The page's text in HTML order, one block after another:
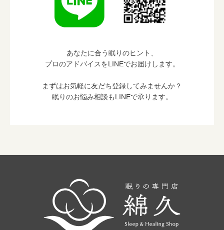
あなたに合う眠りのヒント、
プロのアドバイスをLINEでお届けします。
まずはお気軽に友だち登録してみませんか？
眠りのお悩み相談もLINEで承ります。